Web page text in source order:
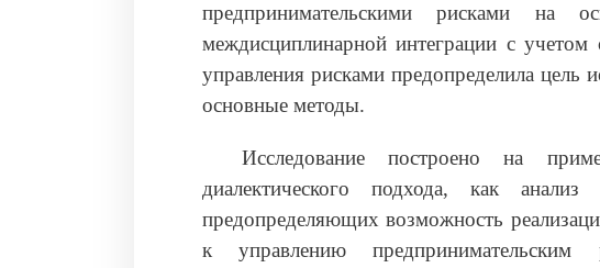
предпринимательскими рисками на
междисциплинарной интеграции с
управления рисками предопределила цель
основные методы.
Исследование построено на
диалектического подхода, как
предопределяющих возможность
к управлению